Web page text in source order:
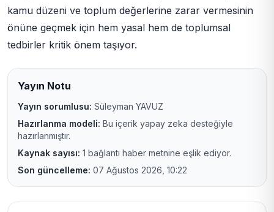
kamu düzeni ve toplum değerlerine zarar vermesinin
önüne geçmek için hem yasal hem de toplumsal
tedbirler kritik önem taşıyor.
Yayın Notu
Yayın sorumlusu: Süleyman YAVUZ
Hazırlanma modeli: Bu içerik yapay zeka desteğiyle
hazırlanmıştır.
Kaynak sayısı: 1 bağlantı haber metnine eşlik ediyor.
Son güncelleme: 07 Ağustos 2026, 10:22